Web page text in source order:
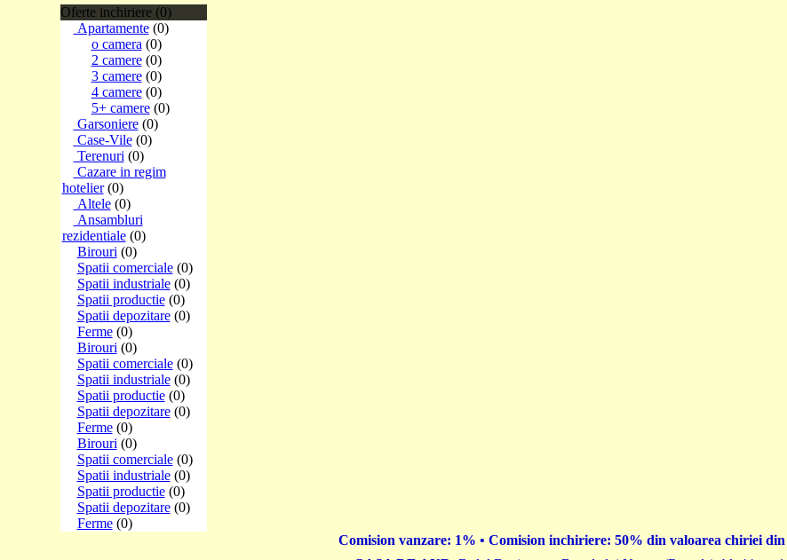
Oferte inchiriere (0)
Apartamente(0)
o camera (0)
2 camere(0)
3 camere(0)
4 camere(0)
5+ camere(0)
Garsoniere(0)
Case-Vile(0)
Terenuri (0)
Cazare in regim
hotelier(0)
Altele(0)
Ansambluri
rezidentiale(0)
Birouri (0)
Spatii comerciale(0)
Spatii industriale(0)
Spatii productie(0)
Spatii depozitare(0)
Ferme(0)
Birouri (0)
Spatii comerciale(0)
Spatii industriale(0)
Spatii productie(0)
Spatii depozitare(0)
Ferme(0)
Birouri (0)
Spatii comerciale(0)
Spatii industriale(0)
Spatii productie(0)
Spatii depozitare(0)
Ferme(0)
Comision vanzare: 1% • Comision inchiriere: 50% din valoarea chiriei